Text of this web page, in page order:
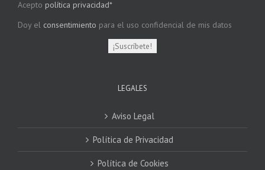
Acepto política privacidad*
Doy el consentimiento para el uso confidencial de mis datos
LEGALES
Aviso Legal
Política de Privacidad
Política de Cookies